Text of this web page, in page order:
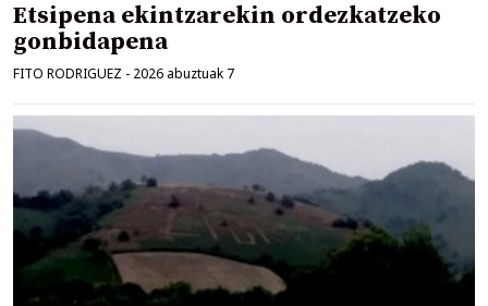
Etsipena ekintzarekin ordezkatzeko
gonbidapena
FITO RODRIGUEZ - 2026 abuztuak 7